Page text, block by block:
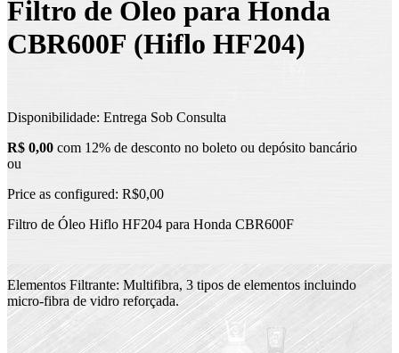
Filtro de Óleo para Honda
CBR600F (Hiflo HF204)
Disponibilidade: Entrega Sob Consulta
R$ 0,00 com 12% de desconto no boleto ou depósito bancário
ou
Price as configured: R$0,00
Filtro de Óleo Hiflo HF204 para Honda CBR600F
Elementos Filtrante: Multifibra, 3 tipos de elementos incluindo
micro-fibra de vidro reforçada.